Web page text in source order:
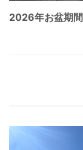
2026年お盆期